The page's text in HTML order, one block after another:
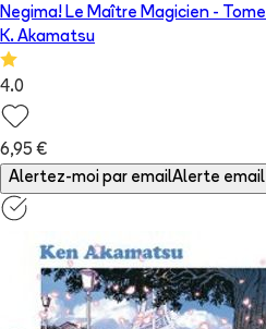
Negima! Le Maître Magicien - Tome
K. Akamatsu
4.0
6,95 €
Alertez-moi par emailAlerte email